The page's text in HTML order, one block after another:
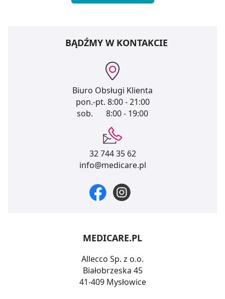
BĄDŹMY W KONTAKCIE
Biuro Obsługi Klienta
pon.-pt. 8:00 - 21:00
sob.
8:00 - 19:00
32 744 35 62
info@medicare.pl
MEDICARE.PL
Allecco Sp. z o.o.
Białobrzeska 45
41-409 Mysłowice